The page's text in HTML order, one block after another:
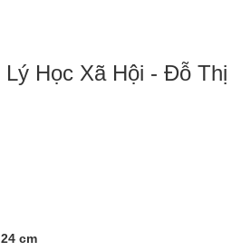
Học Xã Hội - Đỗ Thị
cm